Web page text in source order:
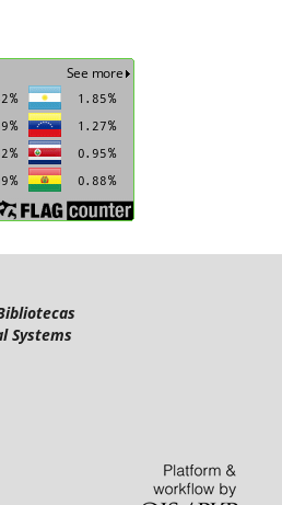
Systems